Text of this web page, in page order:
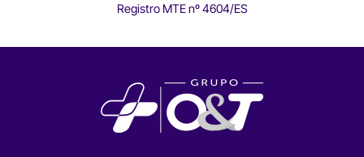
Registro MTE nº 4604/ES